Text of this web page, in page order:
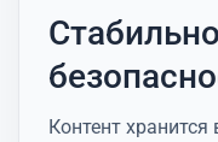
Контент